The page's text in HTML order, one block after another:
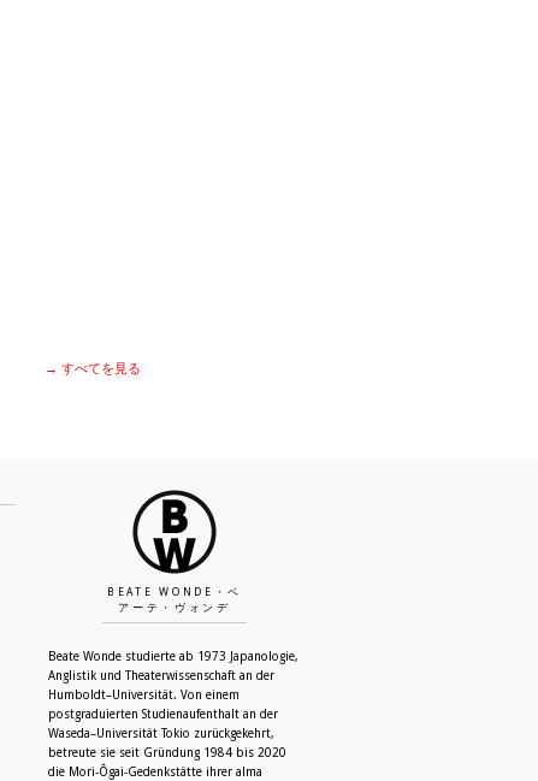
→ すべてを見る
BEATE WONDE・ベ
アーテ・ヴォンデ
Beate Wonde studierte ab 1973 Japanologie,
Anglistik und Theaterwissenschaft an der
Humboldt–Universität. Von einem
postgraduierten Studienaufenthalt an der
Waseda–Universität Tokio zurückgekehrt,
betreute sie seit Gründung 1984 bis 2020
die Mori-Ôgai-Gedenkstätte ihrer alma